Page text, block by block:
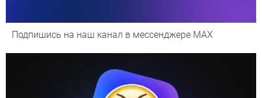
Подпишись на наш канал в мессенджере МАХ